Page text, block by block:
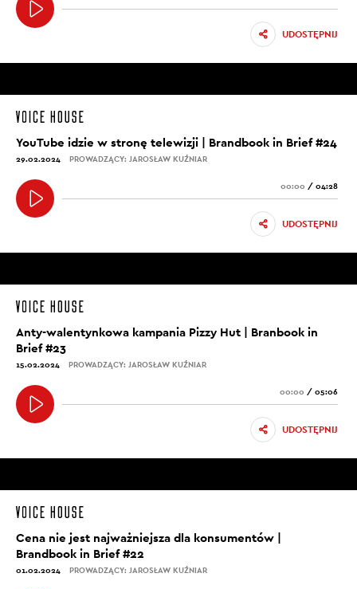
UDOSTĘPNIJ
YouTube idzie w stronę telewizji | Brandbook in Brief #24
29.02.2024 PROWADZĄCY: JAROSŁAW KUŹNIAR
00:00 / 04:28
UDOSTĘPNIJ
Anty-walentynkowa kampania Pizzy Hut | Branbook in
Brief #23
15.02.2024 PROWADZĄCY: JAROSŁAW KUŹNIAR
00:00 / 05:06
UDOSTĘPNIJ
Cena nie jest najważniejsza dla konsumentów |
Brandbook in Brief #22
01.02.2024 PROWADZĄCY: JAROSŁAW KUŹNIAR